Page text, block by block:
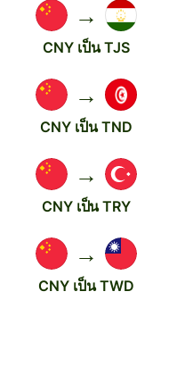
→
CNY เป็น TJS
→
CNY เป็น TND
→
CNY เป็น TRY
→
CNY เป็น TWD